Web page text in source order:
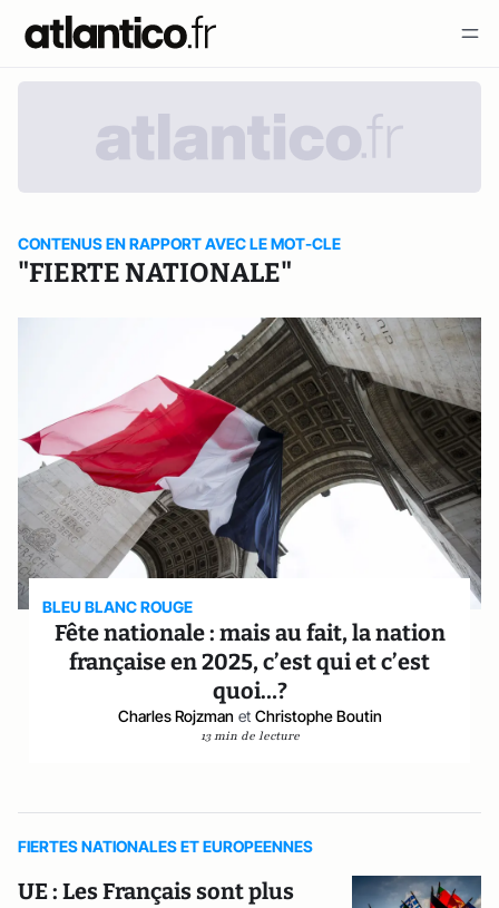
CONTENUS EN RAPPORT AVEC LE MOT-CLE
"FIERTE NATIONALE"
BLEU BLANC ROUGE
Fête nationale : mais au fait, la nation
française en 2025, c’est qui et c’est
quoi…?
Charles Rojzman et Christophe Boutin
13 min de lecture
FIERTES NATIONALES ET EUROPEENNES
UE : Les Français sont plus